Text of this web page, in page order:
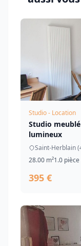
Studio - Location
Studio meublé
lumineux
Saint-Herblain
28.00 m²1.0 pièce
395 €